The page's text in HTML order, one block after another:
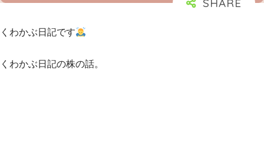
くわかぶ日記です
くわかぶ日記の株の話。